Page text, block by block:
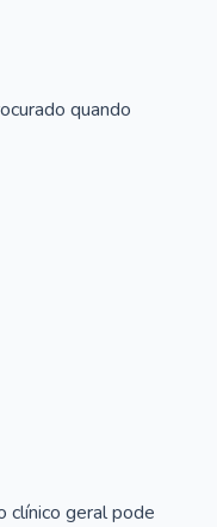
quando
clínico geral pode